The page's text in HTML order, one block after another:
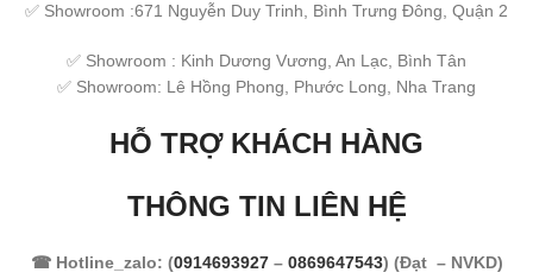
✅ Showroom :671 Nguyễn Duy Trinh, Bình Trưng Đông, Quận 2
✅ Showroom : Kinh Dương Vương, An Lạc, Bình Tân
✅ Showroom: Lê Hồng Phong, Phước Long, Nha Trang
HỖ TRỢ KHÁCH HÀNG
THÔNG TIN LIÊN HỆ
☎ Hotline_zalo: (0914693927 – 0869647543) (Đạt – NVKD)